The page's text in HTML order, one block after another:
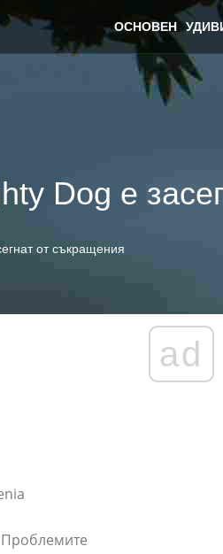
ОСНОВЕН
Dog е
от съкращения
ad